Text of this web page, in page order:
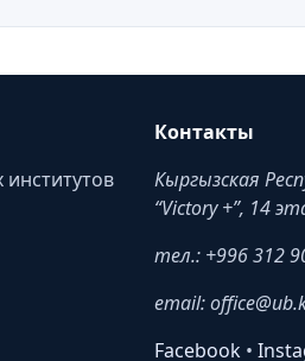
Контакты
Кыргызская
“Victory +”, 14
тел.: +996 312
email:
Facebook•